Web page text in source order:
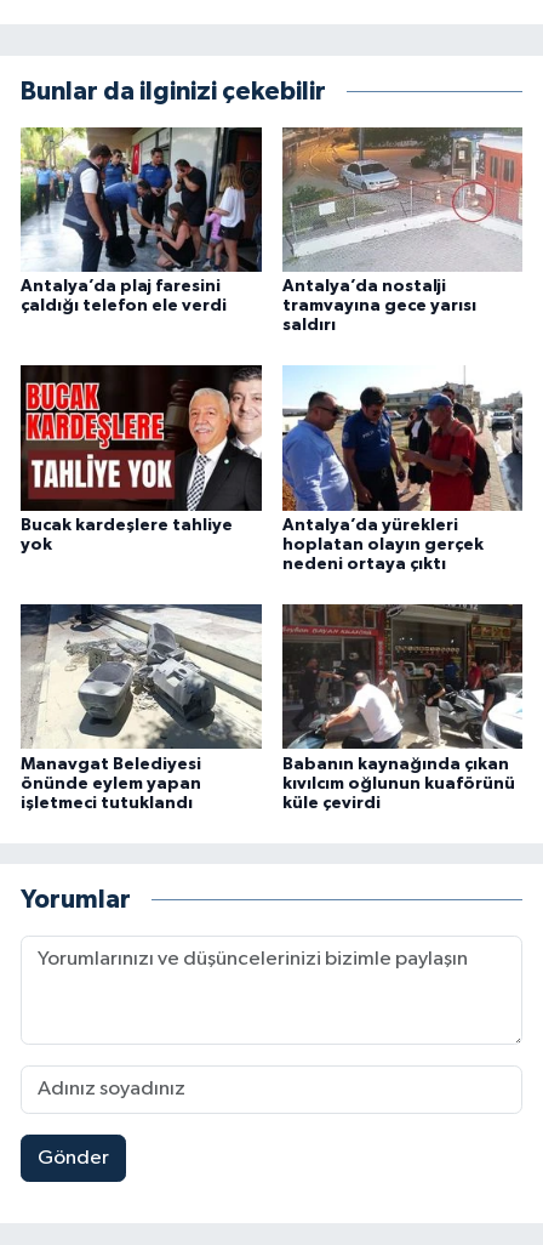
Bunlar da ilginizi çekebilir
Antalya’da plaj faresini
çaldığı telefon ele verdi
Antalya’da nostalji
tramvayına gece yarısı
saldırı
Bucak kardeşlere tahliye
yok
Antalya’da yürekleri
hoplatan olayın gerçek
nedeni ortaya çıktı
Manavgat Belediyesi
önünde eylem yapan
işletmeci tutuklandı
Babanın kaynağında çıkan
kıvılcım oğlunun kuaförünü
küle çevirdi
Yorumlar
Gönder